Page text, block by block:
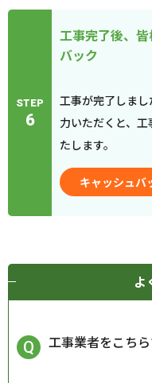
STEP
6
工事完了後、
バック
工事が完了しま
力いただくと、
たします。
キャッシュバ
よ
工事業者をこち